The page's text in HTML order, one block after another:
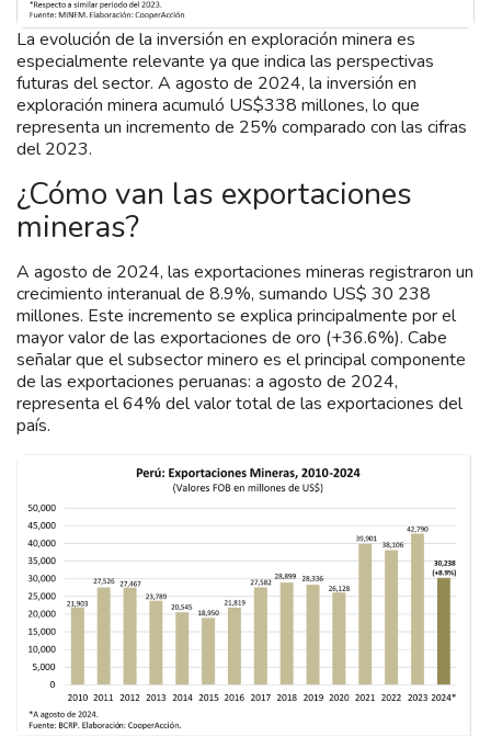
La evolución de la inversión en exploración minera es
especialmente relevante ya que indica las perspectivas
futuras del sector. A agosto de 2024, la inversión en
exploración minera acumuló US$338 millones, lo que
representa un incremento de 25% comparado con las cifras
del 2023.
¿Cómo van las exportaciones
mineras?
A agosto de 2024, las exportaciones mineras registraron un
crecimiento interanual de 8.9%, sumando US$ 30 238
millones. Este incremento se explica principalmente por el
mayor valor de las exportaciones de oro (+36.6%). Cabe
señalar que el subsector minero es el principal componente
de las exportaciones peruanas: a agosto de 2024,
representa el 64% del valor total de las exportaciones del
país.